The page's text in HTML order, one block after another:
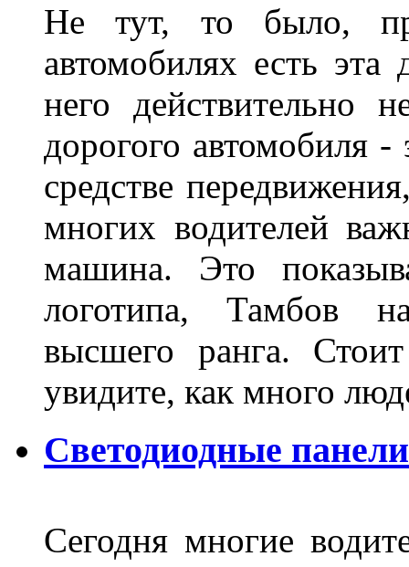
Не тут, то было,
автомобилях есть
него действительно
дорогого автомобиля
средстве
многих водителей
машина. Это
логотипа, Тамбов
высшего ранга.
увидите, как много
Светодиодные
Сегодня многие